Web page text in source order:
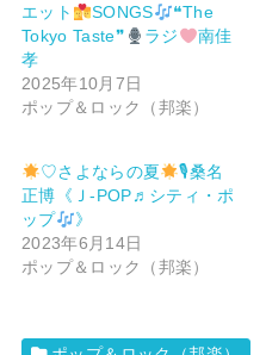
エット
SONGS
❝The
Tokyo Taste❞
ラジ
南佳
孝
2025年10月7日
ポップ＆ロック（邦楽）
♡さよならの夏
🎙桑名
正博《Ｊ-POP♬シティ・ポ
ップ
》
2023年6月14日
ポップ＆ロック（邦楽）